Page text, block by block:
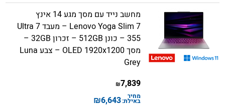
מחשב נייד עם מסך מגע 14 אינץ
Lenovo Yoga Slim 7 – מעבד Ultra 7
355 – כונן 512GB – זכרון 32GB –
מסך OLED 1920x1200 – צבע Luna
Grey
7,839
₪
מחיר
באילת:6,643
₪